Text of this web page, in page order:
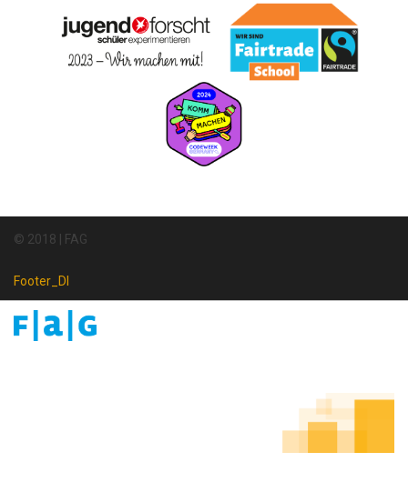
© 2018 | FAG
Footer_DI